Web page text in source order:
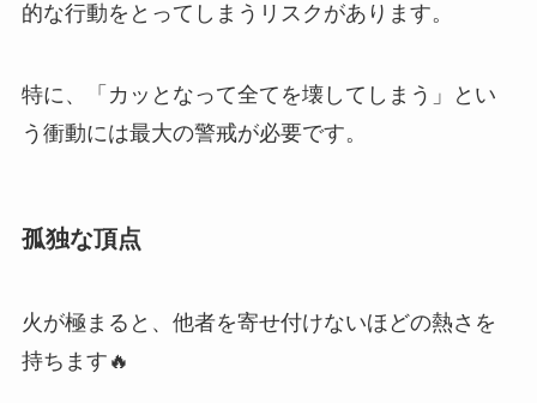
的な行動をとってしまうリスクがあります。
特に、「カッとなって全てを壊してしまう」とい
う衝動には最大の警戒が必要です。
孤独な頂点
火が極まると、他者を寄せ付けないほどの熱さを
持ちます🔥